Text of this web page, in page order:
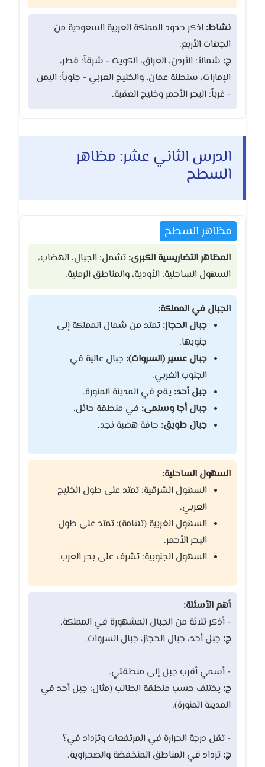
نشاط: اذكر حدود المملكة العربية السعودية من
الجهات الأربع.
ج: شمالاً: الأردن، العراق، الكويت - شرقاً: قطر،
الإمارات، سلطنة عمان، والخليج العربي - جنوباً: اليمن
- غرباً: البحر الأحمر وخليج العقبة.
الدرس الثاني عشر: مظاهر
السطح
مظاهر السطح
المظاهر التضاريسية الكبرى: تشمل: الجبال، الهضاب،
السهول الساحلية، الأودية، والمناطق الرملية.
الجبال في المملكة:
جبال الحجاز: تمتد من شمال المملكة إلى
جنوبها.
جبال عسير (السروات): جبال عالية في
الجنوب الغربي.
جبل أحد: يقع في المدينة المنورة.
جبال أجا وسلمى: في منطقة حائل.
جبال طويق: حافة هضبة نجد.
السهول الساحلية:
السهول الشرقية: تمتد على طول الخليج
العربي.
السهول الغربية (تهامة): تمتد على طول
البحر الأحمر.
السهول الجنوبية: تشرف على بحر العرب.
أهم الأسئلة:
- أذكر ثلاثة من الجبال المشهورة في المملكة.
ج: جبل أحد، جبال الحجاز، جبال السروات.
- أسمي أقرب جبل إلى منطقتي.
ج: يختلف حسب منطقة الطالب (مثال: جبل أحد في
المدينة المنورة).
- تقل درجة الحرارة في المرتفعات وتزداد في؟
ج: تزداد في المناطق المنخفضة والصحراوية.